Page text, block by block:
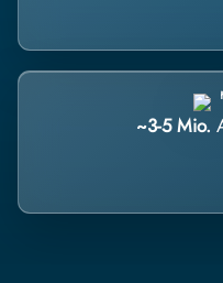
~3-5 Mio.